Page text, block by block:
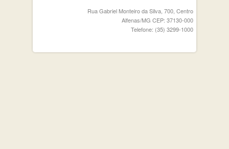
Rua Gabriel Monteiro da Silva, 700, Centro
Alfenas/MG CEP: 37130-000
Telefone: (35) 3299-1000